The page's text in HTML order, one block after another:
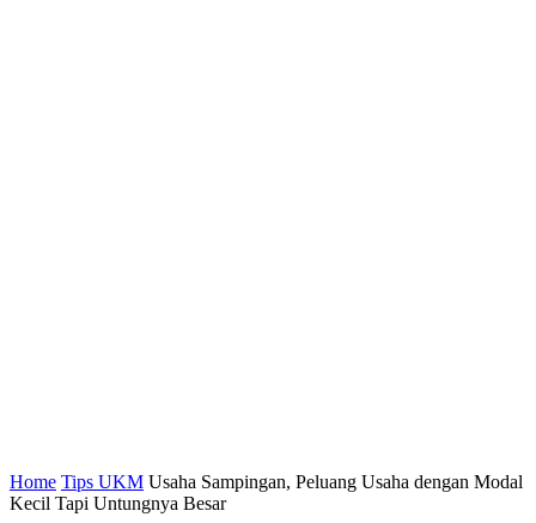
Home Tips UKM Usaha Sampingan, Peluang Usaha dengan Modal
Kecil Tapi Untungnya Besar